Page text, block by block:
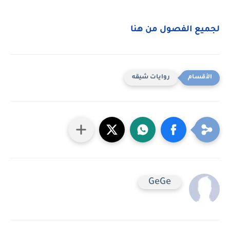
لجميع الفصول من هنا
روايات شيقه
GeGe